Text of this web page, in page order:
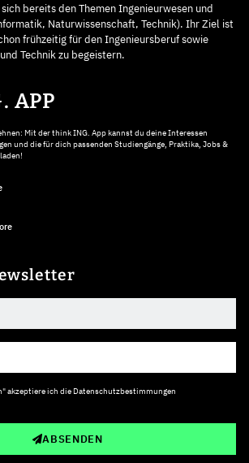
bereits den Themen Ingenieurwesen und
Naturwissenschaft, Technik). Ihr Ziel ist
frühzeitig für den Ingenieursberuf sowie
Technik zu begeistern.
APP
Mit der think ING. App kannst du deine Interessen
und die für dich passenden Studiengänge, Praktika, Jobs &
akzeptiere ich die Datenschutzbestimmungen
ABSENDEN